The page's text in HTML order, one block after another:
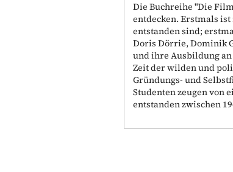
Die Buchreihe "Die
entdecken. Erstmals
entstanden sind;
Doris Dörrie, Dominik
und ihre Ausbildung an
Zeit der wilden und
Gründungs- und
Studenten zeugen von
entstanden zwischen